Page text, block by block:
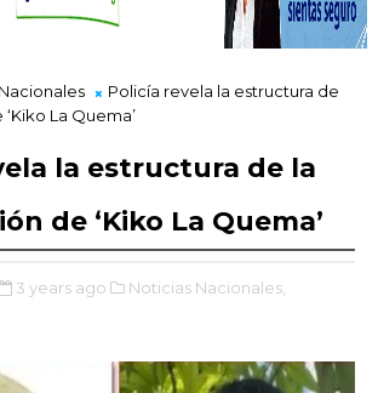
Policía revela la estructura de
La Quema’
la estructura de la
de ‘Kiko La Quema’
3 years ago Noticias Nacionales,